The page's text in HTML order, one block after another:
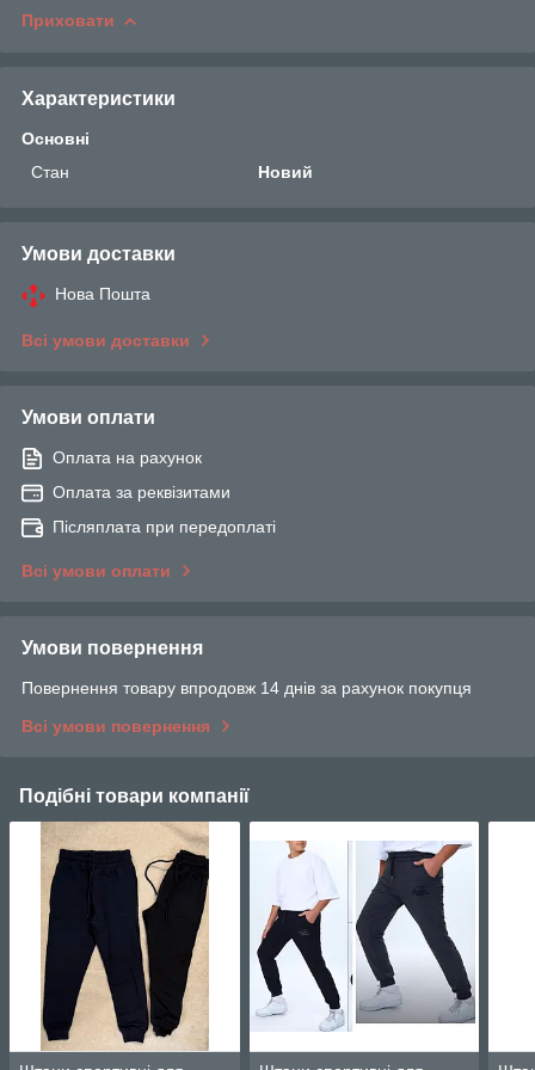
Приховати
Характеристики
Основні
Стан
Новий
Умови доставки
Нова Пошта
Всі умови доставки
Умови оплати
Оплата на рахунок
Оплата за реквізитами
Післяплата при передоплаті
Всі умови оплати
Умови повернення
Повернення товару впродовж 14 днів за рахунок покупця
Всі умови повернення
Подібні товари компанії